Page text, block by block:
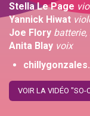
Stella Le Page
Yannick Hiwat
Joe Flory batterie,
Anita Blay voix
VOIR LA VIDÉO "SO-